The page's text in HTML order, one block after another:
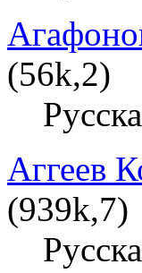
(56k,2)
Аггеев
(939k,7)